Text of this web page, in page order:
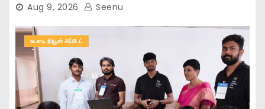
Aug 9, 2026 Seenu
உடனடி நியூஸ் அப்டேட்